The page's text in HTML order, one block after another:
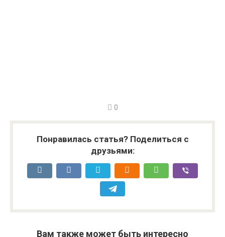
0
Понравилась статья? Поделиться с
друзьями:
Вам также может быть интересно